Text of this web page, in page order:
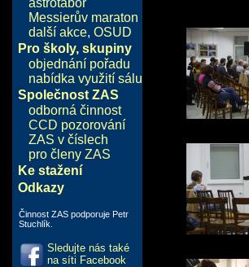
astrotábor
Messierův maraton
další akce, OSUD
Pro školy, skupiny
objednání pořadu
nabídka využití sálu
Společnost ZAS
odborná činnost
CCD pozorování
ZAS v číslech
pro členy ZAS
Ke stažení
Odkazy
Činnost ZAS podporuje Petr
Stuchlík.
Sledujte nás také
na síti Facebook